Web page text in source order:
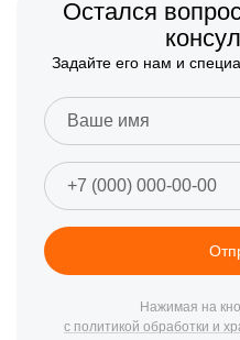
Остался
Задайте его нам и
Нажимая на
с политикой обработки и